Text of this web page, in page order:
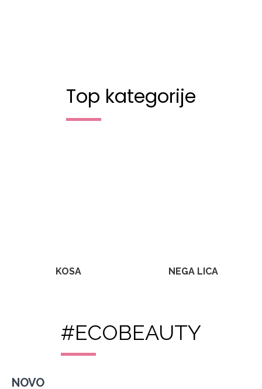
Top kategorije
KOSA NEGA LICA
#ECOBEAUTY
NOVO